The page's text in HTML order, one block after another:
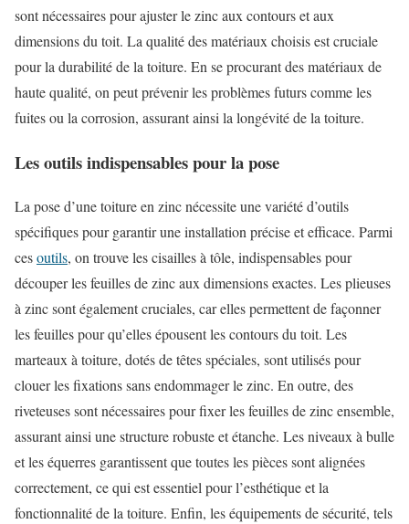
sont nécessaires pour ajuster le zinc aux contours et aux
dimensions du toit. La qualité des matériaux choisis est cruciale
pour la durabilité de la toiture. En se procurant des matériaux de
haute qualité, on peut prévenir les problèmes futurs comme les
fuites ou la corrosion, assurant ainsi la longévité de la toiture.
Les outils indispensables pour la pose
La pose d’une toiture en zinc nécessite une variété d’outils
spécifiques pour garantir une installation précise et efficace. Parmi
cesoutils, on trouve les cisailles à tôle, indispensables pour
découper les feuilles de zinc aux dimensions exactes. Les plieuses
à zinc sont également cruciales, car elles permettent de façonner
les feuilles pour qu’elles épousent les contours du toit. Les
marteaux à toiture, dotés de têtes spéciales, sont utilisés pour
clouer les fixations sans endommager le zinc. En outre, des
riveteuses sont nécessaires pour fixer les feuilles de zinc ensemble,
assurant ainsi une structure robuste et étanche. Les niveaux à bulle
et les équerres garantissent que toutes les pièces sont alignées
correctement, ce qui est essentiel pour l’esthétique et la
fonctionnalité de la toiture. Enfin, les équipements de sécurité, tels